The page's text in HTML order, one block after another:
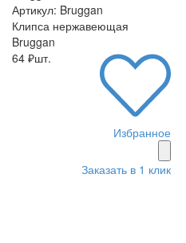
Артикул: Bruggan
Клипса нержавеющая
Bruggan
64 ₽шт.
Избранное
Заказать в 1 клик